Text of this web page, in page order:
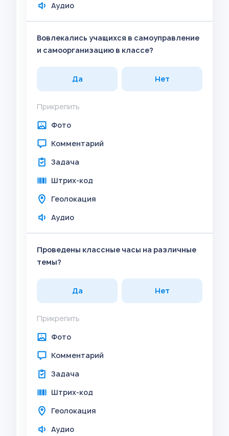
Аудио
Вовлекались учащихся в самоуправление
и самоорганизацию в классе?
Да Нет
Прикрепить
Фото
Комментарий
Задача
Штрих-код
Геолокация
Аудио
Проведены классные часы на различные
темы?
Да Нет
Прикрепить
Фото
Комментарий
Задача
Штрих-код
Геолокация
Аудио